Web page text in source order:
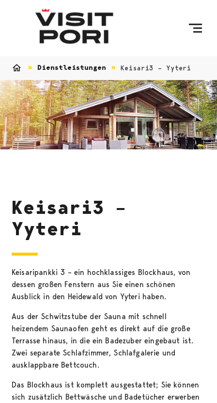
Dienstleistungen Keisari3 – Yyteri
Keisari3 –
Yyteri
Keisaripankki 3 – ein hochklassiges Blockhaus, von
dessen großen Fenstern aus Sie einen schönen
Ausblick in den Heidewald von Yyteri haben.
Aus der Schwitzstube der Sauna mit schnell
heizendem Saunaofen geht es direkt auf die große
Terrasse hinaus, in die ein Badezuber eingebaut ist.
Zwei separate Schlafzimmer, Schlafgalerie und
ausklappbare Bettcouch.
Das Blockhaus ist komplett ausgestattet; Sie können
sich zusätzlich Bettwäsche und Badetücher erwerben